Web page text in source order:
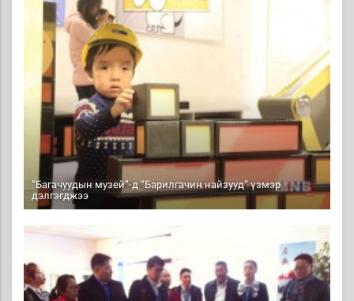
“Багачуудын музей”-д “Барилгачин найзууд” үзмэр
дэлгэгджээ
2016-10-20 12:05